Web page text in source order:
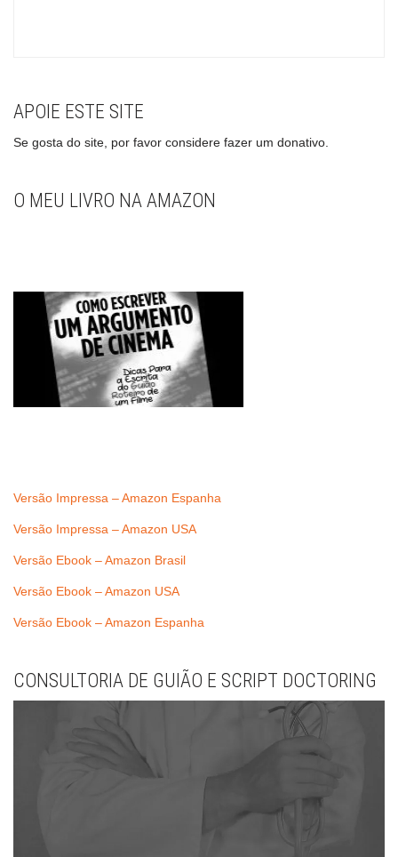
APOIE ESTE SITE
Se gosta do site, por favor considere fazer um donativo.
O MEU LIVRO NA AMAZON
Versão Impressa – Amazon Espanha
Versão Impressa – Amazon USA
Versão Ebook – Amazon Brasil
Versão Ebook – Amazon USA
Versão Ebook – Amazon Espanha
CONSULTORIA DE GUIÃO E SCRIPT DOCTORING